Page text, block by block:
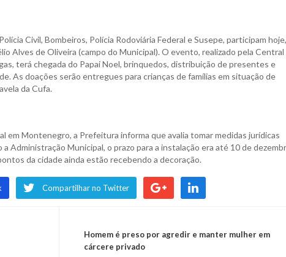
Civil, Bombeiros, Polícia Rodoviária Federal e Susepe, participam hoje,
Alves de Oliveira (campo do Municipal). O evento, realizado pela Central
terá chegada do Papai Noel, brinquedos, distribuição de presentes e
As doações serão entregues para crianças de famílias em situação de
da Cufa.
em Montenegro, a Prefeitura informa que avalia tomar medidas jurídicas
Administração Municipal, o prazo para a instalação era até 10 de
da cidade ainda estão recebendo a decoração.
Compartilhar no Twitter
Homem é preso por agredir e manter mulher em
cárcere privado